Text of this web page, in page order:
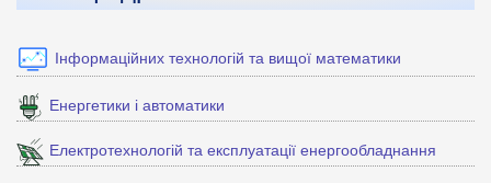
Інформаційних технологій та вищої математики
Енергетики і автоматики
Електротехнологій та експлуатації енергообладнання